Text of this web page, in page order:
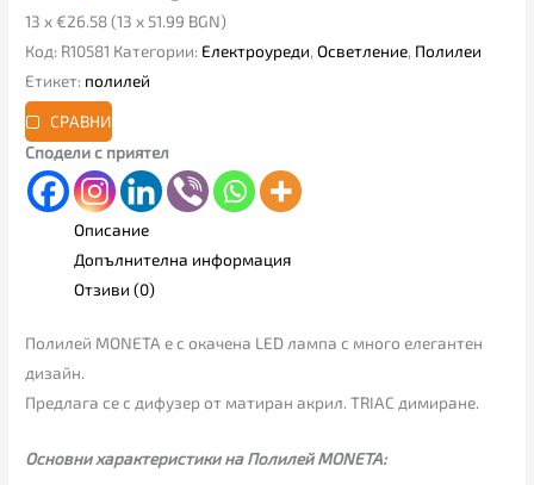
13 x €26.58 (13 x 51.99 BGN)
Код: R10581 Категории: Електроуреди,Осветление, Полилеи
Етикет: полилей
СРАВНИ
Сподели с приятел
Описание
Допълнителна информация
Отзиви (0)
Полилей MONETA е с окачена LED лампа с много елегантен
дизайн.
Предлага се с дифузер от матиран акрил. TRIAC димиране.
Основни характеристики на Полилей MONETA: